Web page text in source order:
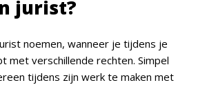
jurist?
noemen, wanneer je tijdens je
met verschillende rechten. Simpel
tijdens zijn werk te maken met